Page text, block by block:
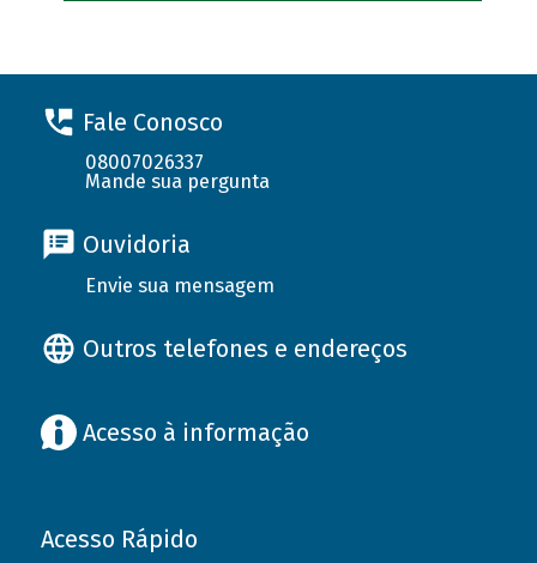
Fale Conosco
08007026337
Mande sua pergunta
Ouvidoria
Envie sua mensagem
Outros telefones e endereços
Acesso à informação
Acesso Rápido